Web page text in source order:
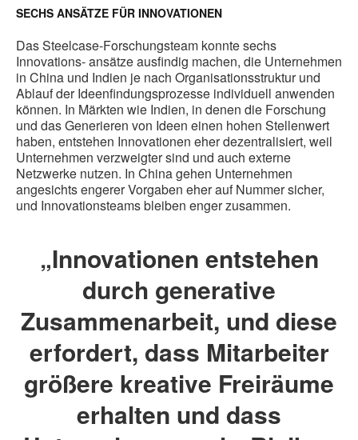
SECHS ANSÄTZE FÜR INNOVATIONEN
Das Steelcase-Forschungsteam konnte sechs
Innovations- ansätze ausfindig machen, die Unternehmen
in China und Indien je nach Organisationsstruktur und
Ablauf der Ideenfindungsprozesse individuell anwenden
können. In Märkten wie Indien, in denen die Forschung
und das Generieren von Ideen einen hohen Stellenwert
haben, entstehen Innovationen eher dezentralisiert, weil
Unternehmen verzweigter sind und auch externe
Netzwerke nutzen. In China gehen Unternehmen
angesichts engerer Vorgaben eher auf Nummer sicher,
und Innovationsteams bleiben enger zusammen.
„Innovationen entstehen
durch generative
Zusammenarbeit, und diese
erfordert, dass Mitarbeiter
größere kreative Freiräume
erhalten und dass